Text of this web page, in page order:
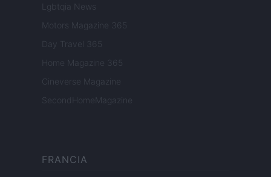
Lgbtqia News
Motors Magazine 365
Day Travel 365
Home Magazine 365
Cineverse Magazine
SecondHomeMagazine
FRANCIA